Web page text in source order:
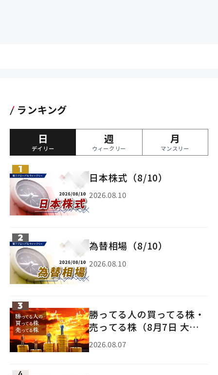
ランキング
日
デイリー
週
ウィークリー
月
マンスリー
日本株式（8/10）
2026.08.10
為替相場（8/10）
2026.08.10
勝ってる人の買ってる株・
売ってる株（8月7日 大引
け）
2026.08.07